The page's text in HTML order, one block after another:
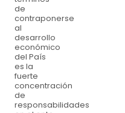
de
contraponerse
al
desarrollo
económico
del País
es la
fuerte
concentración
de
responsabilidades